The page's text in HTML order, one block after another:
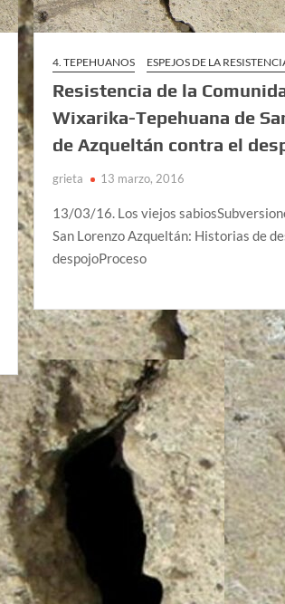
4. TEPEHUANOS ESPEJOS DE LA
Resistencia de la
Wixarika-Tepehuana de
de Azqueltán contra el
grieta 13 marzo, 2016
13/03/16. Los viejos
San Lorenzo Azqueltán: Historias de
despojoProceso